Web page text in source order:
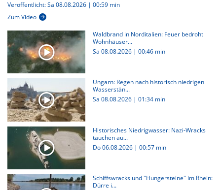
Veröffentlicht: Sa 08.08.2026 | 00:59 min
Zum Video
Waldbrand in Norditalien: Feuer bedroht
Wohnhäuser...
Sa 08.08.2026 | 00:46 min
Ungarn: Regen nach historisch niedrigen
Wasserstän...
Sa 08.08.2026 | 01:34 min
Historisches Niedrigwasser: Nazi-Wracks
tauchen au...
Do 06.08.2026 | 00:57 min
Schiffswracks und "Hungersteine" im Rhein:
Dürre i...